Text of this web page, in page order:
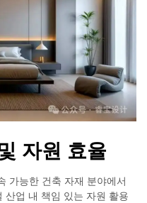
자원 효율
가능한 건축 자재 분야에서
산업 내 책임 있는 자원 활용